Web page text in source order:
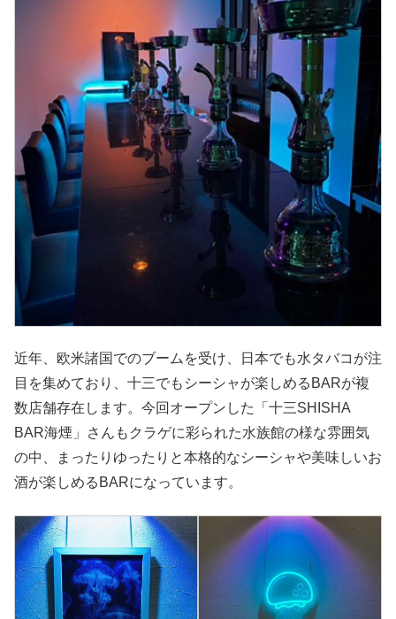
近年、欧米諸国でのブームを受け、日本でも水タバコが注
目を集めており、十三でもシーシャが楽しめるBARが複
数店舗存在します。今回オープンした「十三SHISHA
BAR海煙」さんもクラゲに彩られた水族館の様な雰囲気
の中、まったりゆったりと本格的なシーシャや美味しいお
酒が楽しめるBARになっています。